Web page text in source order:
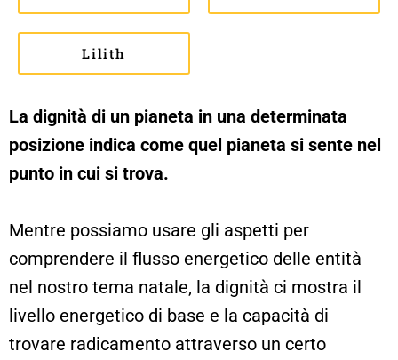
Lilith
La dignità di un pianeta in una determinata
posizione indica come quel pianeta si sente nel
punto in cui si trova.
Mentre possiamo usare gli aspetti per
comprendere il flusso energetico delle entità
nel nostro tema natale, la dignità ci mostra il
livello energetico di base e la capacità di
trovare radicamento attraverso un certo